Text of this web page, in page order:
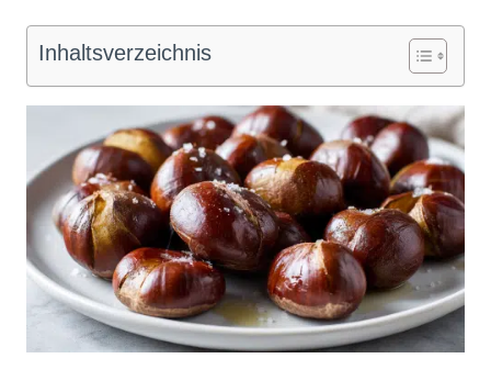
Inhaltsverzeichnis